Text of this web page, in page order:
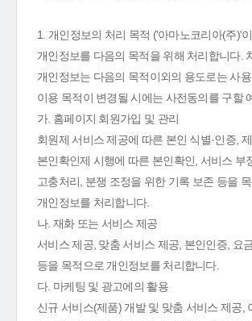
1. 개인정보의 처리 목적 ('아마노코리아(주)'
개인정보를 다음의 목적을 위해 처리합니다.
개인정보는 다음의 목적이외의 용도로는 사
이용 목적이 변경될 시에는 사전동의를 구할
가. 홈페이지 회원가입 및 관리
회원제 서비스 제공에 따른 본인 식별·인증,
본인확인제 시행에 따른 본인확인, 서비스 부
고충처리, 분쟁 조정을 위한 기록 보존 등을
개인정보를 처리합니다.
나. 재화 또는 서비스 제공
서비스 제공, 맞춤 서비스 제공, 본인인증, 요
등을 목적으로 개인정보를 처리합니다.
다. 마케팅 및 광고에의 활용
신규 서비스(제품) 개발 및 맞춤 서비스 제공,